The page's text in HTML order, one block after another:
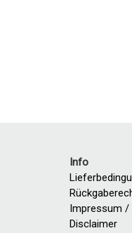
Info
Impressum /
Disclaimer